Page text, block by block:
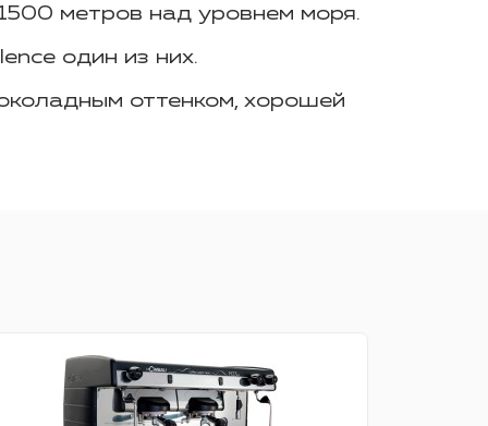
метров над уровнем моря.
один из них.
оттенком, хорошей